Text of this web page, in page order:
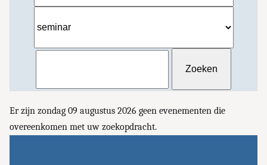
Er zijn zondag 09 augustus 2026 geen evenementen die
overeenkomen met uw zoekopdracht.